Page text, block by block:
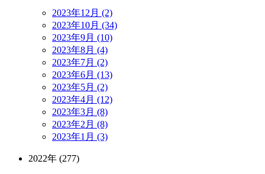
2023年12月 (2)
2023年10月 (34)
2023年9月 (10)
2023年8月 (4)
2023年7月 (2)
2023年6月 (13)
2023年5月 (2)
2023年4月 (12)
2023年3月 (8)
2023年2月 (8)
2023年1月 (3)
2022年 (277)